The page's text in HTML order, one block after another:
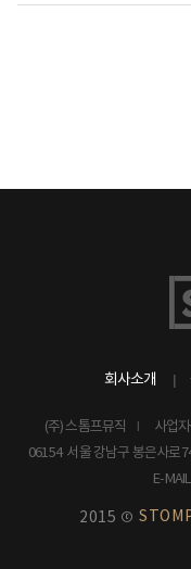
회사소개
(주) 스톰프뮤직 사업
06154 서울 강남구 봉은사로
E-
2015 ©